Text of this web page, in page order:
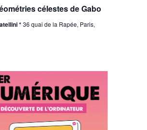
célestes de Gabo
*36 quai de la Rapée, Paris,